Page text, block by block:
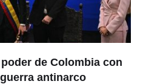
de Colombia con
antinarco